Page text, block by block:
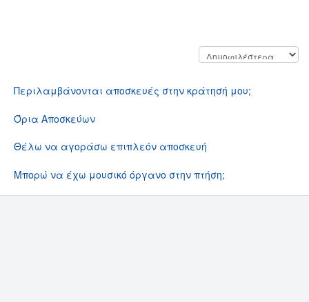
Περιλαμβάνονται αποσκευές στην κράτησή μου;
Όρια Αποσκεύων
Θέλω να αγοράσω επιπλεόν αποσκευή
Μπορώ να έχω μουσικό όργανο στην πτήση;